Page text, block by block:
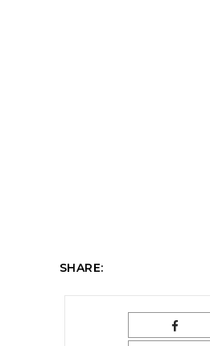
SHARE: